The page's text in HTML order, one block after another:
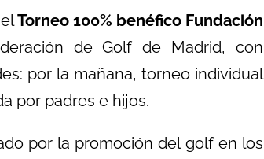
Torneo 100% benéfico Fundación
de Golf de Madrid, con
por la mañana, torneo individual
por padres e hijos.
por la promoción del golf en los